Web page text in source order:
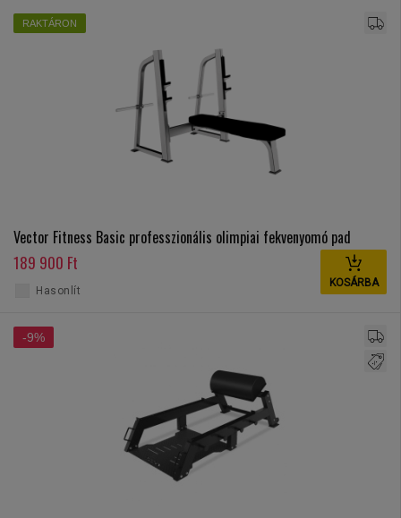
RAKTÁRON
Vector Fitness Basic professzionális olimpiai fekvenyomó pad
189 900 Ft
KOSÁRBA
Hasonlít
-9%